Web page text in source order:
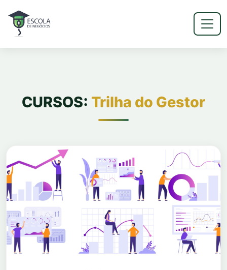
CURSOS: Trilha do Gestor